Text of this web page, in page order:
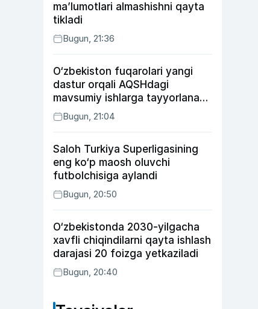
ma’lumotlari almashishni qayta
tikladi
Bugun, 21:36
O‘zbekiston fuqarolari yangi
dastur orqali AQSHdagi
mavsumiy ishlarga tayyorlanadi
va joylashtiriladi
Bugun, 21:04
Saloh Turkiya Superligasining
eng ko‘p maosh oluvchi
futbolchisiga aylandi
Bugun, 20:50
O‘zbekistonda 2030-yilgacha
xavfli chiqindilarni qayta ishlash
darajasi 20 foizga yetkaziladi
Bugun, 20:40